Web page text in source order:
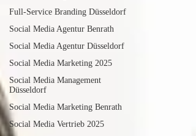
Full-Service Branding Düsseldorf
Social Media Agentur Benrath
Social Media Agentur Düsseldorf
Social Media Marketing 2025
Social Media Management
Düsseldorf
Social Media Marketing Benrath
Social Media Vertrieb 2025